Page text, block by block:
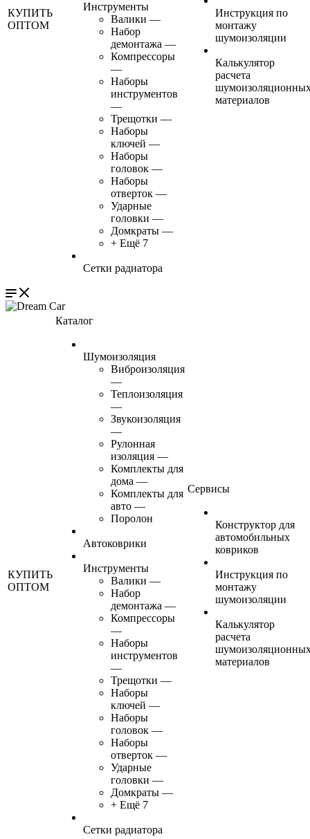
КУПИТЬ
ОПТОМ
Инструменты
Валики —
Набор
демонтажа —
Компрессоры
—
Наборы
инструментов
—
Трещотки —
Наборы
ключей —
Наборы
головок —
Наборы
отверток —
Ударные
головки —
Домкраты —
+ Ещё 7
Сетки радиатора
Инструкция по
монтажу
шумоизоляции
Калькулятор
расчета
материалов
КУПИТЬ
ОПТОМ
Каталог
Шумоизоляция
Виброизоляция
—
Теплоизоляция
—
Звукоизоляция
—
Рулонная
изоляция —
Комплекты для
дома —
Комплекты для
авто —
Поролон
Автоковрики
Инструменты
Валики —
Набор
демонтажа —
Компрессоры
—
Наборы
инструментов
—
Трещотки —
Наборы
ключей —
Наборы
головок —
Наборы
отверток —
Ударные
головки —
Домкраты —
+ Ещё 7
Сетки радиатора
Сервисы
Конструктор для
автомобильных
ковриков
Инструкция по
монтажу
шумоизоляции
Калькулятор
расчета
материалов